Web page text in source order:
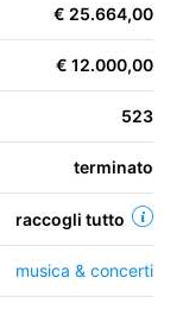
EN
FR
€ 25.664,00
€ 12.000,00
523
terminato
raccogli tutto
musica & concerti